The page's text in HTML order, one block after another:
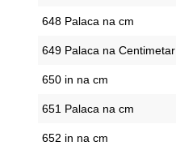
648 Palaca na cm
649 Palaca na Centimetar
650 in na cm
651 Palaca na cm
652 in na cm